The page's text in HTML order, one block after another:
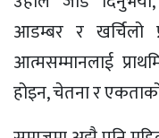
आडम्बर र खर्चिलो
आत्मसम्मानलाई
होइन, चेतना र